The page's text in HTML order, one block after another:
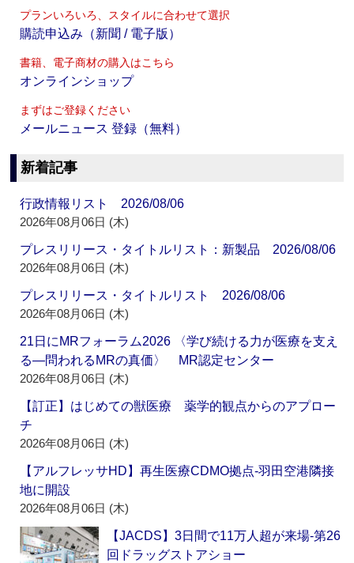
プランいろいろ、スタイルに合わせて選択
購読申込み（新聞 / 電子版）
書籍、電子商材の購入はこちら
オンラインショップ
まずはご登録ください
メールニュース 登録（無料）
新着記事
行政情報リスト 2026/08/06
2026年08月06日 (木)
プレスリリース・タイトルリスト：新製品 2026/08/06
2026年08月06日 (木)
プレスリリース・タイトルリスト 2026/08/06
2026年08月06日 (木)
21日にMRフォーラム2026 〈学び続ける力が医療を支え
る―問われるMRの真価〉 MR認定センター
2026年08月06日 (木)
【訂正】はじめての獣医療 薬学的観点からのアプロー
チ
2026年08月06日 (木)
【アルフレッサHD】再生医療CDMO拠点‐羽田空港隣接
地に開設
2026年08月06日 (木)
【JACDS】3日間で11万人超が来場‐第26
回ドラッグストアショー